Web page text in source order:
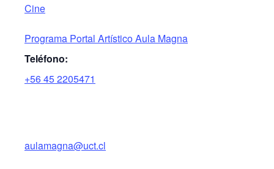
Cine
Programa Portal Artístico Aula Magna
Teléfono:
+56 45 2205471
aulamagna@uct.cl